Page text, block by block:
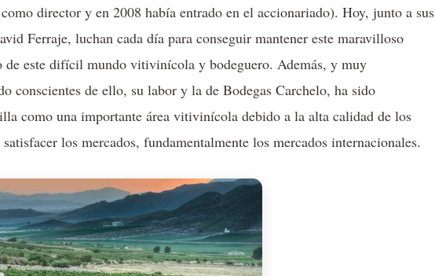
director y en 2008 había entrado en el accionariado). Hoy, junto a sus
Ferraje, luchan cada día para conseguir mantener este maravilloso
de este difícil mundo vitivinícola y bodeguero. Además, y muy
conscientes de ello, su labor y la de Bodegas Carchelo, ha sido
como una importante área vitivinícola debido a la alta calidad de los
los mercados, fundamentalmente los mercados internacionales.